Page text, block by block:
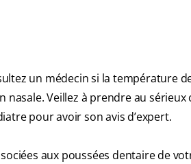
un médecin si la température
nasale. Veillez à prendre au sérieux
pour avoir son avis d’expert.
aux poussées dentaire de